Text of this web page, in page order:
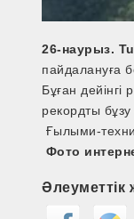
26-наурыз.
пайдалануға
Бұған
рекордты
Ғылыми-
Фото
Әлеуметтік